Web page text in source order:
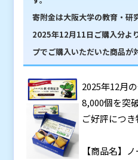
寄附金は大阪大学の教育・研
2025年12月11日ご購入分よ
プでご購入いただいた商品が
2025年12月
8,000個を突
ご好評につき
【商品名】